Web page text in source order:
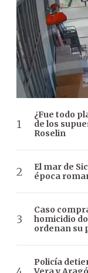
¿Fue todo
de los
Roselin
El mar de
época
Caso
homicidio
ordenan su
Policía